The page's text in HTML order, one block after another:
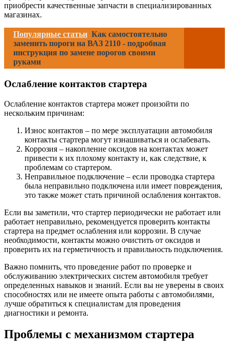
приобрести качественные запчасти в специализированных
магазинах.
Популярные статьи Как самостоятельно
заменить пороги на ВАЗ 2110 - подробная
инструкция по замене порогов своими
руками
Ослабление контактов стартера
Ослабление контактов стартера может произойти по
нескольким причинам:
Износ контактов – по мере эксплуатации автомобиля
контакты стартера могут изнашиваться и ослабевать.
Коррозия – накопление оксидов на контактах может
привести к их плохому контакту и, как следствие, к
проблемам со стартером.
Неправильное подключение – если проводка стартера
была неправильно подключена или имеет повреждения,
это также может стать причиной ослабления контактов.
Если вы заметили, что стартер периодически не работает или
работает неправильно, рекомендуется проверить контакты
стартера на предмет ослабления или коррозии. В случае
необходимости, контакты можно очистить от оксидов и
проверить их на герметичность и правильность подключения.
Важно помнить, что проведение работ по проверке и
обслуживанию электрических систем автомобиля требует
определенных навыков и знаний. Если вы не уверены в своих
способностях или не имеете опыта работы с автомобилями,
лучше обратиться к специалистам для проведения
диагностики и ремонта.
Проблемы с механизмом стартера